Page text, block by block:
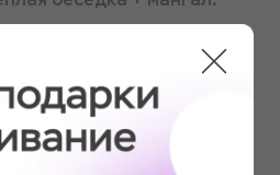
выдача
квадроциклом,